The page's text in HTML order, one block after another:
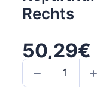
Rechts
50,29€